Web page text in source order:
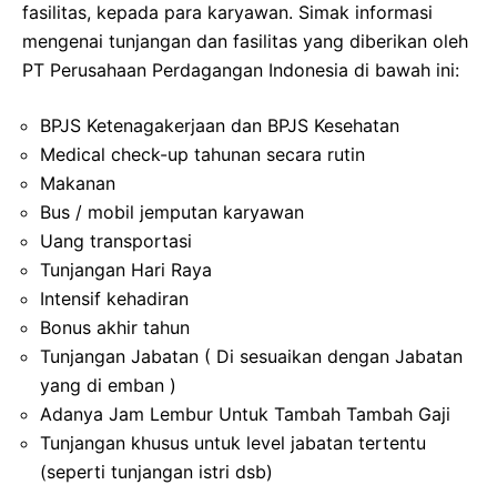
fasilitas, kepada para karyawan. Simak informasi
mengenai tunjangan dan fasilitas yang diberikan oleh
PT Perusahaan Perdagangan Indonesia di bawah ini:
BPJS Ketenagakerjaan dan BPJS Kesehatan
Medical check-up tahunan secara rutin
Makanan
Bus / mobil jemputan karyawan
Uang transportasi
Tunjangan Hari Raya
Intensif kehadiran
Bonus akhir tahun
Tunjangan Jabatan ( Di sesuaikan dengan Jabatan
yang di emban )
Adanya Jam Lembur Untuk Tambah Tambah Gaji
Tunjangan khusus untuk level jabatan tertentu
(seperti tunjangan istri dsb)